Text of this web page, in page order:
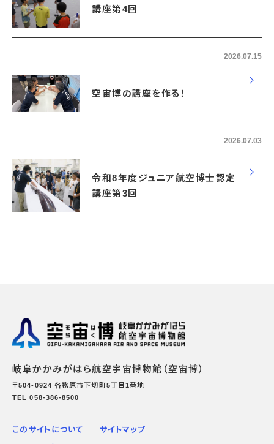
講座第4回
空宙博の講座を作る！
2026.07.15
令和8年度ジュニア航空博士認定
講座第3回
2026.07.03
岐阜かかみがはら航空宇宙博物館（空宙博）
〒504-0924 各務原市下切町5丁目1番地
TEL 058-386-8500
このサイトについて
サイトマップ